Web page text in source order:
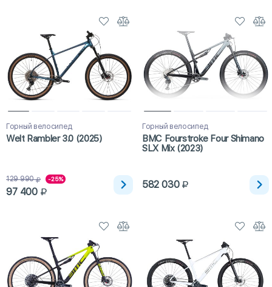
Горный велосипед
Welt Rambler 3.0 (2025)
129 990 -25%
97 400
Горный велосипед
BMC Fourstroke Four Shimano
SLX Mix (2023)
582 030